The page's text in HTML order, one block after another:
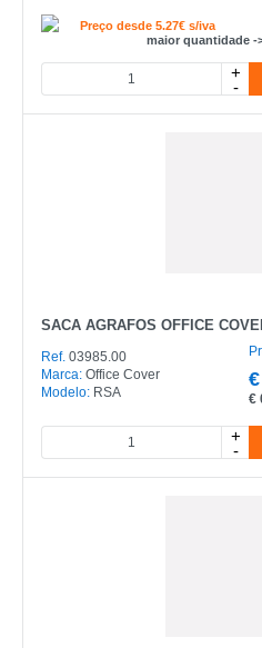
Preço desde 5.27€ s/iva
maior quantidade -
+
-
SACA AGRAFOS OFFICE
Ref. 03985.00
Marca: Office Cover
Modelo: RSA
€
€
+
-